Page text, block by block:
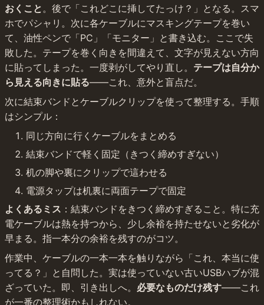
おくこと。後で「これどこに挿してたっけ？」となる。スマ
ホでパシャリ。次に各ケーブルにマスキングテープを巻い
て、油性ペンで「PC」「モニター」と書き込む。ここで失
敗した。テープを巻く向きを間違えて、文字が見えない方向
に貼ってしまった。一度剥がしてやり直し。 テープは自分か
ら見える向きに貼る——これ、意外と盲点だ。
次に結束バンドとケーブルクリップを使って整理する。手順
はシンプル：
同じ方向に行くケーブルをまとめる
結束バンドで軽く固定（きつく締めすぎない）
机の脚や裏にクリップで這わせる
電源タップは机裏に両面テープで固定
よくあるミス ：結束バンドをきつく締めすぎること。特に充
電ケーブルは熱を持つから、少し余裕を持たせないと劣化が
早まる。指一本分の余裕を残すのがコツ。
作業中、ケーブルの一本一本を触りながら「これ、本当に使
ってる？」と自問した。実は使っていない古いUSBハブが混
ざっていた。即、引き出しへ。 必要なものだけ残す——これ
が一番の整理術かもしれない。